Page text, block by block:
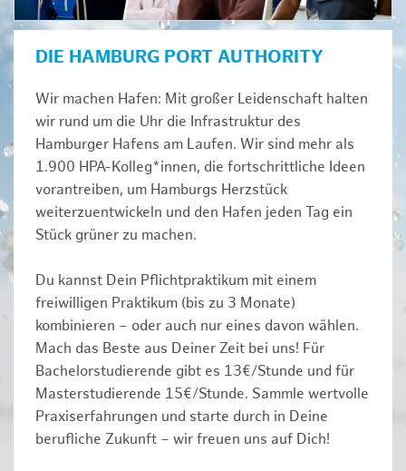
DIE HAMBURG PORT AUTHORITY
Wir machen Hafen: Mit großer Leidenschaft halten
wir rund um die Uhr die Infrastruktur des
Hamburger Hafens am Laufen. Wir sind mehr als
1.900 HPA-Kolleg*innen, die fortschrittliche Ideen
vorantreiben, um Hamburgs Herzstück
weiterzuentwickeln und den Hafen jeden Tag ein
Stück grüner zu machen.
Du kannst Dein Pflichtpraktikum mit einem
freiwilligen Praktikum (bis zu 3 Monate)
kombinieren – oder auch nur eines davon wählen.
Mach das Beste aus Deiner Zeit bei uns! Für
Bachelorstudierende gibt es 13€/Stunde und für
Masterstudierende 15€/Stunde. Sammle wertvolle
Praxiserfahrungen und starte durch in Deine
berufliche Zukunft – wir freuen uns auf Dich!